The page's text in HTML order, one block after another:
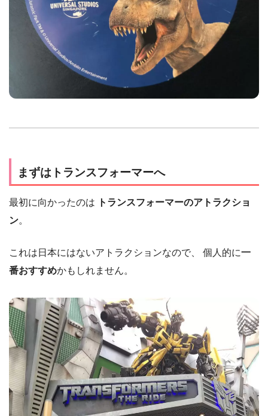
まずはトランスフォーマーへ
最初に向かったのは
トランスフォーマーのアトラクショ
ン。
これは日本にはないアトラクションなので、 個人的に一
番おすすめかもしれません。